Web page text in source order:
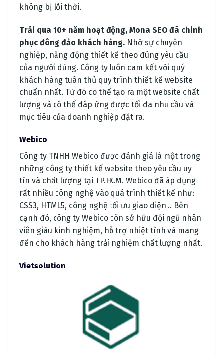
không bị lỗi thời.
Trải qua 10+ năm hoạt động, Mona SEO đã chinh
phục đông đảo khách hàng. Nhờ sự chuyên
nghiệp, năng động thiết kế theo đúng yêu cầu
của người dùng. Công ty luôn cam kết với quý
khách hàng tuân thủ quy trình thiết kế website
chuẩn nhất. Từ đó có thể tạo ra một website chất
lượng và có thể đáp ứng được tối đa nhu cầu và
mục tiêu của doanh nghiệp đặt ra.
Webico
Công ty TNHH Webico được đánh giá là một trong
những công ty thiết kế website theo yêu cầu uy
tín và chất lượng tại TP.HCM. Webico đã áp dụng
rất nhiều công nghệ vào quá trình thiết kế như:
CSS3, HTML5, công nghệ tối ưu giao diện,.. Bên
cạnh đó, công ty Webico còn sở hữu đội ngũ nhân
viên giàu kinh nghiệm, hỗ trợ nhiệt tình và mang
đến cho khách hàng trải nghiệm chất lượng nhất.
Vietsolution